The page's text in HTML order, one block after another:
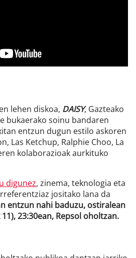
lehen diskoa, DAISY, Gazteako
bukaerako soinu bandaren
entzun dugun estilo askoren
Las Ketchup, Ralphie Choo, La
kolaborazioak aurkituko
digunez, zinema, teknologia eta
jositako lana da
entzun nahi baduzu, ostiralean
23:30ean, Repsol oholtzan.